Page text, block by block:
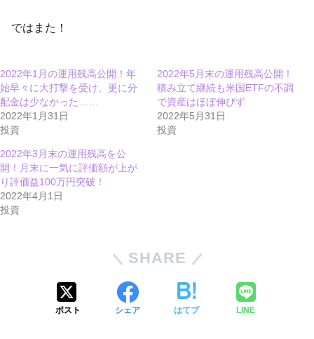
ではまた！
2022年1月の運用残高公開！年
始早々に大打撃を受け、更に分
配金は少なかった……
2022年1月31日
投資
2022年5月末の運用残高公開！
積み立て継続も米国ETFの不調
で資産はほぼ伸びず
2022年5月31日
投資
2022年3月末の運用残高を公
開！月末に一気に評価額が上が
り評価益100万円突破！
2022年4月1日
投資
SHARE
ポスト シェア はてブ LINE